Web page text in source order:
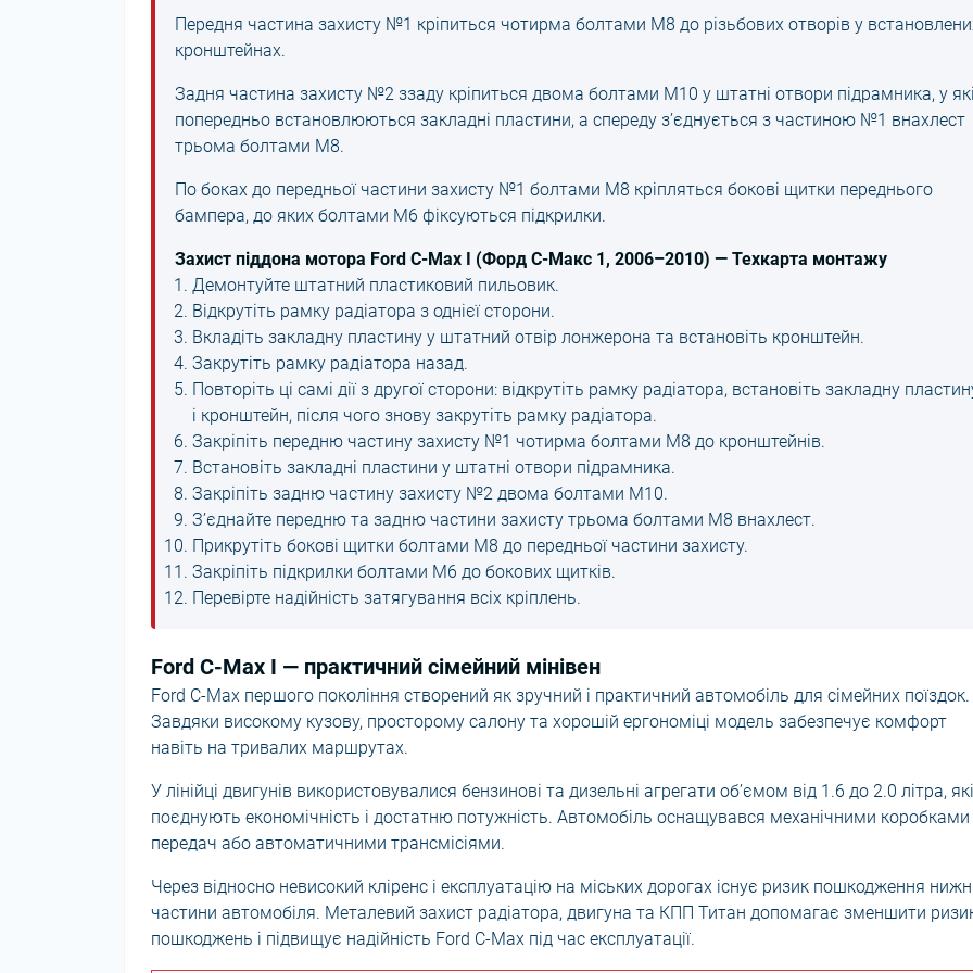
Передня частина захисту №1 кріпиться чотирма болтами М8 до різьбових отворів у
кронштейнах.
Задня частина захисту №2 ззаду кріпиться двома болтами М10 у штатні отвори підрамника, у які
попередньо встановлюються закладні пластини, а спереду з’єднується з частиною №1 внахлест
трьома болтами М8.
По боках до передньої частини захисту №1 болтами М8 кріпляться бокові щитки переднього
бампера, до яких болтами М6 фіксуються підкрилки.
Захист піддона мотора Ford C-Max I (Форд С-Макс 1, 2006–2010) — Техкарта монтажу
Демонтуйте штатний пластиковий пильовик.
Відкрутіть рамку радіатора з однієї сторони.
Вкладіть закладну пластину у штатний отвір лонжерона та встановіть кронштейн.
Закрутіть рамку радіатора назад.
Повторіть ці самі дії з другої сторони: відкрутіть рамку радіатора, встановіть закладну
і кронштейн, після чого знову закрутіть рамку радіатора.
Закріпіть передню частину захисту №1 чотирма болтами М8 до кронштейнів.
Встановіть закладні пластини у штатні отвори підрамника.
Закріпіть задню частину захисту №2 двома болтами М10.
З’єднайте передню та задню частини захисту трьома болтами М8 внахлест.
Прикрутіть бокові щитки болтами М8 до передньої частини захисту.
Закріпіть підкрилки болтами М6 до бокових щитків.
Перевірте надійність затягування всіх кріплень.
Ford C-Max I — практичний сімейний мінівен
Ford C-Max першого покоління створений як зручний і практичний автомобіль для сімейних поїздок.
Завдяки високому кузову, просторому салону та хорошій ергономіці модель забезпечує комфорт
навіть на тривалих маршрутах.
У лінійці двигунів використовувалися бензинові та дизельні агрегати об’ємом від 1.6 до 2.0 літра, які
поєднують економічність і достатню потужність. Автомобіль оснащувався механічними коробками
передач або автоматичними трансмісіями.
Через відносно невисокий кліренс і експлуатацію на міських дорогах існує ризик пошкодження
частини автомобіля. Металевий захист радіатора, двигуна та КПП Титан допомагає зменшити
пошкоджень і підвищує надійність Ford C-Max під час експлуатації.